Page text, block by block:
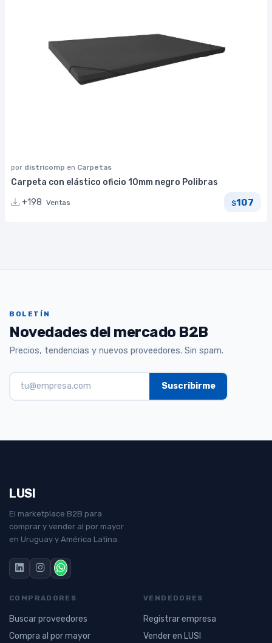
por districomp en Carpetas
Carpeta con elástico oficio 10mm negro Polibras
+198 Ventas $107
BOLETÍN
Novedades del mercado B2B
Precios, tendencias y nuevos proveedores. Sin spam.
LUSI
El marketplace B2B para
comprar y vender al por mayor
en Uruguay y América Latina.
COMPRADORES
Buscar proveedores
Compra al por mayor
VENDEDORES
Registrar empresa
Vender en LUSI